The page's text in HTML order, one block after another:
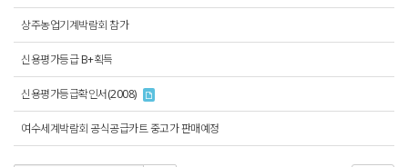
상주농업기계박람회 참가
신용평가등급 B+획득
신용평가등급확인서(2008)
여수세계박람회 공식공급카트 중고가 판매예정